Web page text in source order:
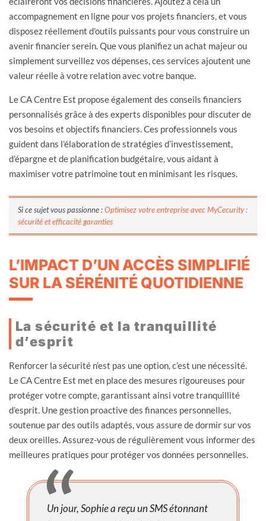
accompagnement en ligne pour vos projets financiers, et vous
disposez réellement d’outils puissants pour vous construire un
avenir financier serein. Que vous planifiez un achat majeur ou
simplement surveillez vos dépenses, ces services ajoutent une
valeur réelle à votre relation avec votre banque.
Le CA Centre Est propose également des conseils financiers
personnalisés grâce à des experts disponibles pour discuter de
vos besoins et objectifs financiers. Ces professionnels vous
guident dans l’élaboration de stratégies d’investissement,
d’épargne et de planification budgétaire, vous aidant à
maximiser votre patrimoine tout en minimisant les risques.
Si ce sujet vous passionne :Optimisez votre entreprise avec MyCecurity :
sécurité et efficacité garanties
L’IMPACT D’UN ACCÈS SIMPLIFIÉ
SUR LA SÉRÉNITÉ QUOTIDIENNE
La sécurité et la tranquillité
d’esprit
Renforcer la sécurité n’est pas une option, c’est une nécessité.
Le CA Centre Est met en place des mesures rigoureuses pour
protéger votre compte, garantissant ainsi votre tranquillité
d’esprit. Une gestion proactive des finances personnelles,
soutenue par des outils adaptés, vous assure de dormir sur vos
deux oreilles. Assurez-vous de régulièrement vous informer des
meilleures pratiques pour protéger vos données personnelles.
Un jour, Sophie a reçu un SMS étonnant